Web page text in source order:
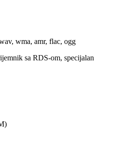
wma, amr, flac, ogg
sa RDS-om, specijalan